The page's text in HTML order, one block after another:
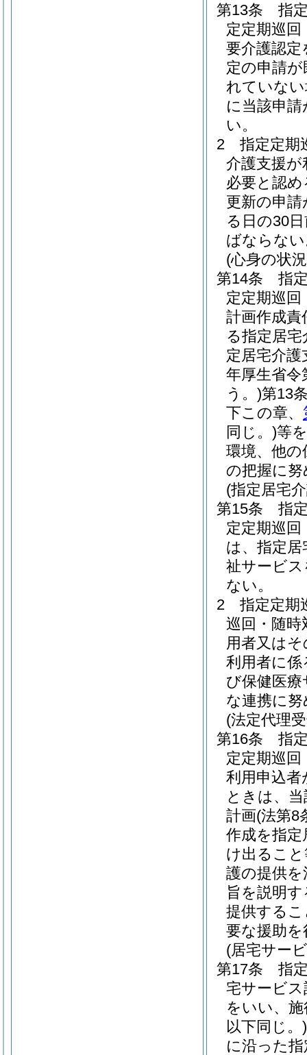
第13条
指
定定期巡
要介護認
定の申請
れていな
に当該申
い。
2
指定定期
介護支援
必要と認
更新の申
る日の30
ばならな
(心身の状
第14条
指
定定期巡
計画作成
る指定居
定居宅介
年厚生省令
う。)第13
下この章、
同じ。)等
環境、他
の把握に
(指定居宅
第15条
指
定定期巡
は、指定
祉サービ
ない。
2
指定定期
巡回・随時
用者又は
利用者に係
び保健医
な連携に
(法定代理
第16条
指
定定期巡
利用申込
ときは、
計画(法第8
作成を指
け出るこ
護の提供
旨を説明
提供する
要な援助
(居宅サー
第17条
指
宅サービス
をいい、
以下同じ。)
に沿った